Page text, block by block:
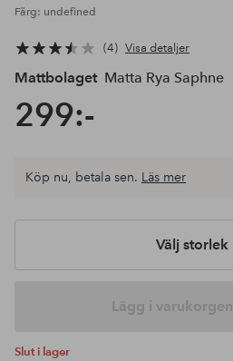
Färg: undefined
4 Visa detaljer
Mattbolaget Matta Rya Saphne
299:-
Köp nu, betala sen. Läs mer
Välj storlek
Lägg i varukorgen
Slut i lager